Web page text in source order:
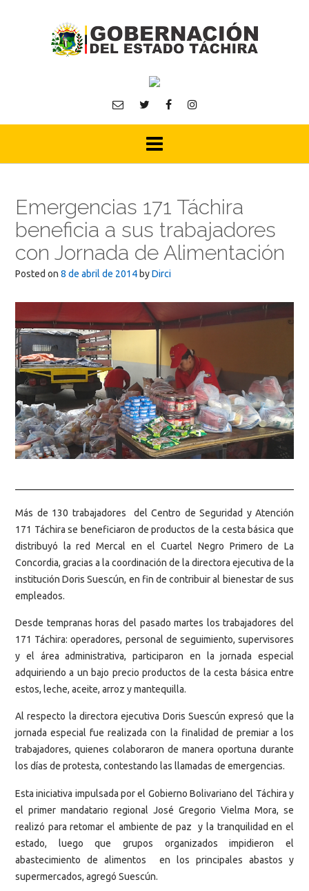
Emergencias 171 Táchira
beneficia a sus trabajadores
con Jornada de Alimentación
Posted on 8 de abril de 2014 byDirci
Más de 130 trabajadores del Centro de Seguridad y Atención
171 Táchira se beneficiaron de productos de la cesta básica que
distribuyó la red Mercal en el Cuartel Negro Primero de La
Concordia, gracias a la coordinación de la directora ejecutiva de la
institución Doris Suescún, en fin de contribuir al bienestar de sus
empleados.
Desde tempranas horas del pasado martes los trabajadores del
171 Táchira: operadores, personal de seguimiento, supervisores
y el área administrativa, participaron en la jornada especial
adquiriendo a un bajo precio productos de la cesta básica entre
estos, leche, aceite, arroz y mantequilla.
Al respecto la directora ejecutiva Doris Suescún expresó que la
jornada especial fue realizada con la finalidad de premiar a los
trabajadores, quienes colaboraron de manera oportuna durante
los días de protesta, contestando las llamadas de emergencias.
Esta iniciativa impulsada por el Gobierno Bolivariano del Táchira y
el primer mandatario regional José Gregorio Vielma Mora, se
realizó para retomar el ambiente de paz y la tranquilidad en el
estado, luego que grupos organizados impidieron el
abastecimiento de alimentos en los principales abastos y
supermercados, agregó Suescún.